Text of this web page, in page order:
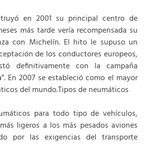
en 2001 su principal centro de
más tarde vería recompensada su
con Michelín. El hito le supuso un
de los conductores europeos,
definitivamente con la campaña
”. En 2007 se estableció como el mayor
del mundo.Tipos de neumáticos
para todo tipo de vehículos,
ligeros a los más pesados aviones
por las exigencias del transporte